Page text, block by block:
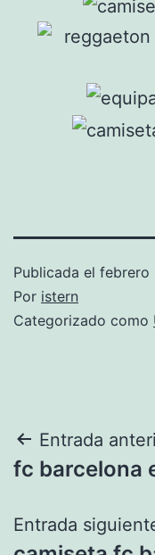
Publicada el febrero
Por istern
Categorizado como
de
entradas
Entrada
fc barcelona
Entrada